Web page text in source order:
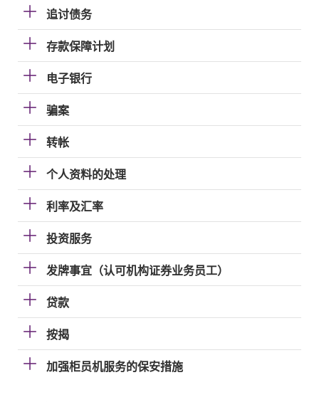
追讨债务
存款保障计划
电子银行
骗案
转帐
个人资料的处理
利率及汇率
投资服务
发牌事宜（认可机构证券业务员工）
贷款
按揭
加强柜员机服务的保安措施